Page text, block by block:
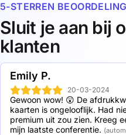
afstanden tot 10 cm. De
deze te beschermen tegen
kunnen ook handig in een
bewaard.
2 Metal NFC business
5 Metal NFC business
10 Metal NFC business
20 Metal NFC business
50 Metal NFC business
250 Metal NFC business
500 Metal NFC business
1000 Metal NFC
5-STERREN BEOORDELING
Sluit je aan bij
klanten
Emily P.
20-03-2024
Gewoon wow! 😲 De
kaarten is ongelooflijk. Had
premium uit zou zien. Kreeg
mijn laatste conferentie.